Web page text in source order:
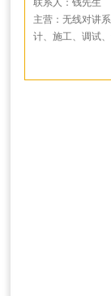
联系人：钱先生
主营：无线对讲
计、施工、调试